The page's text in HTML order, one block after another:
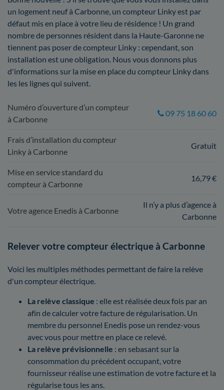
un logement neuf à Carbonne, un compteur Linky est par
défaut mis en place à votre lieu de résidence ! Un grand
nombre de personnes résident dans la Haute-Garonne ne
tiennent pas poser de compteur Linky : cependant, son
installation est une obligation. Nous vous donnons plus
d'informations sur la mise en place du compteur Linky dans
les les lignes qui suivent.
Numéro d’ouverture d’un compteur
à Carbonne
09 75 18 60 60
Frais d’installation du compteur
Linky à Carbonne
Gratuit
Mise en service standard du
compteur à Carbonne
16,79 €
Votre agence Enedis à Carbonne
Il n’y a plus d’agence à
Carbonne
Relever votre compteur électrique à Carbonne
Voici les multiples méthodes permettant de faire la relève
d'un compteur électrique.
La relève classique : elle est réalisée deux fois par an
afin de calculer votre facture de régularisation. Un
membre du personnel Enedis pose un rendez-vous
avec vous pour mettre en place ce relevé.
La relève prévisionnelle : en sebasant sur la
consommation du précédent occupant, votre
fournisseur réalise une estimation de votre facture et la
régularise tous les ans.